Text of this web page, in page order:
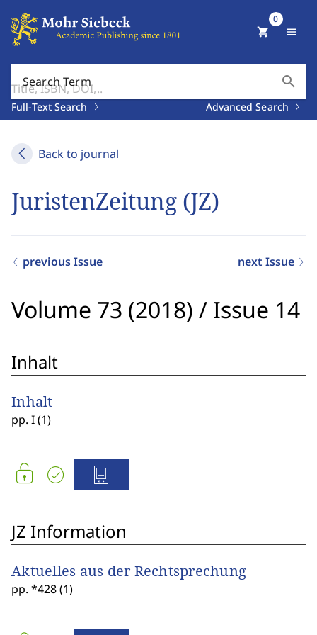
Search Term search
Full-Text Search Advanced Search
shopping_cart
0
menu
Back to journal
JuristenZeitung (JZ)
previous Issue next Issue
Volume 73 (2018) / Issue 14
Inhalt
Inhalt
pp. I (1)
JZ Information
Aktuelles aus der Rechtsprechung
pp. *428 (1)